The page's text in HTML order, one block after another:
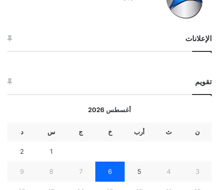
الإعلانات
تقويم
أغسطس 2026
ن ث أرب خ ج س د
1
2
3
4
5
6
7
8
9